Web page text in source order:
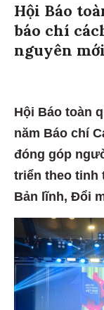
Hội Báo
báo chí
nguyên mới
Hội Báo toàn
năm Báo chí
đóng góp
triển theo tinh
Bản lĩnh, Đổi